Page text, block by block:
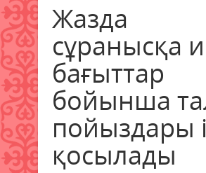
Жазда
сұранысқа
бағыттар
бойынша
пойыздары
қосылады